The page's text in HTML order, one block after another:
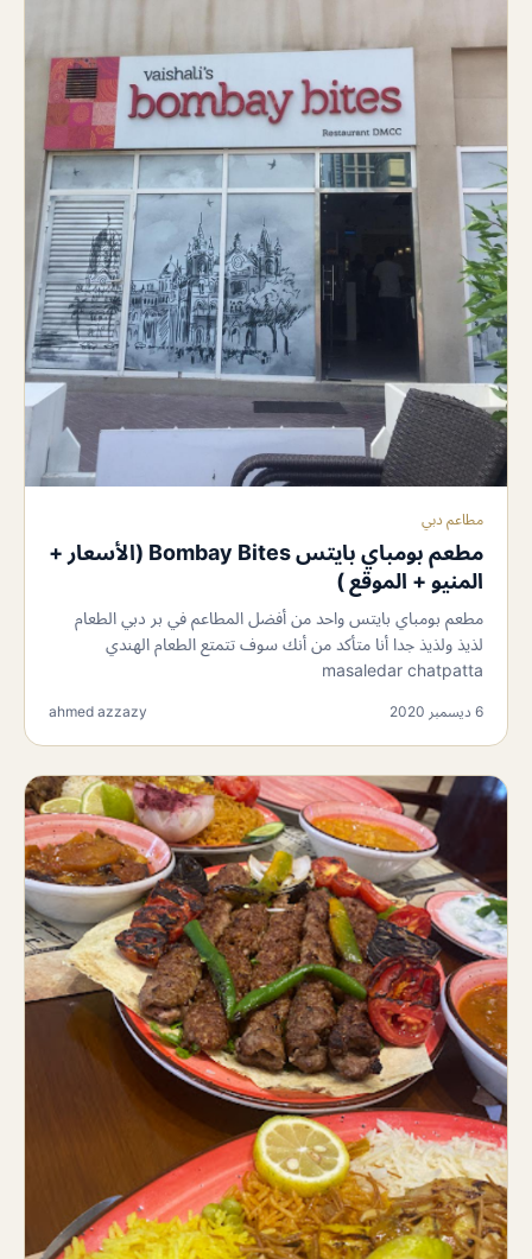
مطاعم دبي
مطعم بومباي بايتس Bombay Bites (الأسعار +
المنيو + الموقع )
مطعم بومباي بايتس واحد من أفضل المطاعم في بر دبي الطعام
لذيذ ولذيذ جدا أنا متأكد من أنك سوف تتمتع الطعام الهندي
masaledar chatpatta
6 ديسمبر 2020 ahmed azzazy